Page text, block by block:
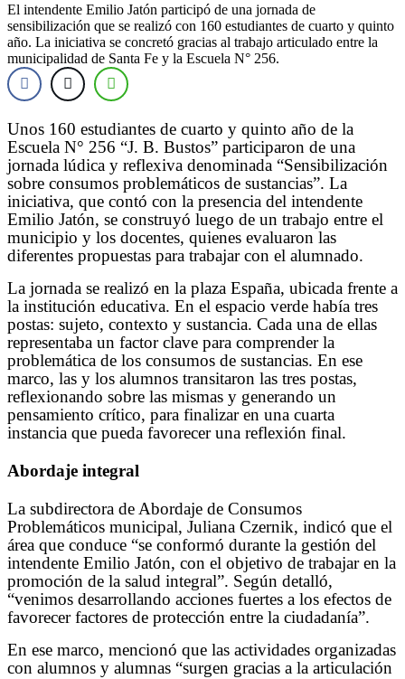
El intendente Emilio Jatón participó de una jornada de
sensibilización que se realizó con 160 estudiantes de cuarto y quinto
año. La iniciativa se concretó gracias al trabajo articulado entre la
municipalidad de Santa Fe y la Escuela N° 256.
Unos 160 estudiantes de cuarto y quinto año de la
Escuela N° 256 “J. B. Bustos” participaron de una
jornada lúdica y reflexiva denominada “Sensibilización
sobre consumos problemáticos de sustancias”. La
iniciativa, que contó con la presencia del intendente
Emilio Jatón, se construyó luego de un trabajo entre el
municipio y los docentes, quienes evaluaron las
diferentes propuestas para trabajar con el alumnado.
La jornada se realizó en la plaza España, ubicada frente a
la institución educativa. En el espacio verde había tres
postas: sujeto, contexto y sustancia. Cada una de ellas
representaba un factor clave para comprender la
problemática de los consumos de sustancias. En ese
marco, las y los alumnos transitaron las tres postas,
reflexionando sobre las mismas y generando un
pensamiento crítico, para finalizar en una cuarta
instancia que pueda favorecer una reflexión final.
Abordaje integral
La subdirectora de Abordaje de Consumos
Problemáticos municipal, Juliana Czernik, indicó que el
área que conduce “se conformó durante la gestión del
intendente Emilio Jatón, con el objetivo de trabajar en la
promoción de la salud integral”. Según detalló,
“venimos desarrollando acciones fuertes a los efectos de
favorecer factores de protección entre la ciudadanía”.
En ese marco, mencionó que las actividades organizadas
con alumnos y alumnas “surgen gracias a la articulación